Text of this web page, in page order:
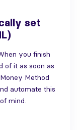
set
you finish
of it as soon as
Method
automate this
mind.